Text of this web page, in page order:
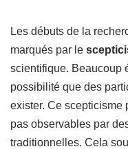
Les débuts de la
marqués par le
scientifique. Beaucoup
possibilité que des
exister. Ce scepticisme
pas observables par
traditionnelles. Cela